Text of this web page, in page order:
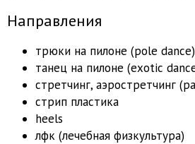
Направления
трюки на пилоне (pole dance)
танец на пилоне (exotic
стретчинг, аэростретчинг
стрип пластика
heels
лфк (лечебная физкультура)